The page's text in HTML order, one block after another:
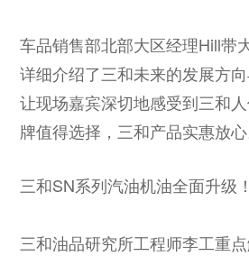
车品销售部北部大区经理Hill带
详细介绍了三和未来的发展方
让现场嘉宾深切地感受到三和
牌值得选择，三和产品实惠放心
三和SN系列汽油机油全面升级！
三和油品研究所工程师李工重